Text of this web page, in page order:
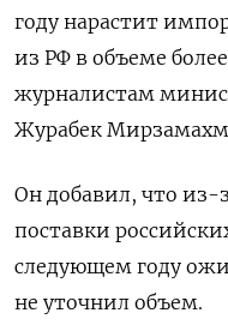
году нарастит
из РФ в объеме
журналистам
Журабек
Он добавил, что из-
поставки
следующем году
не уточнил объем.